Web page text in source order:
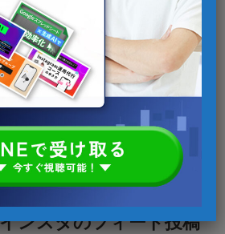
2025年最新】インスタのスト
リーに足跡をつけないでバレ
に閲覧する方法を解説
ンスタのフィード投稿